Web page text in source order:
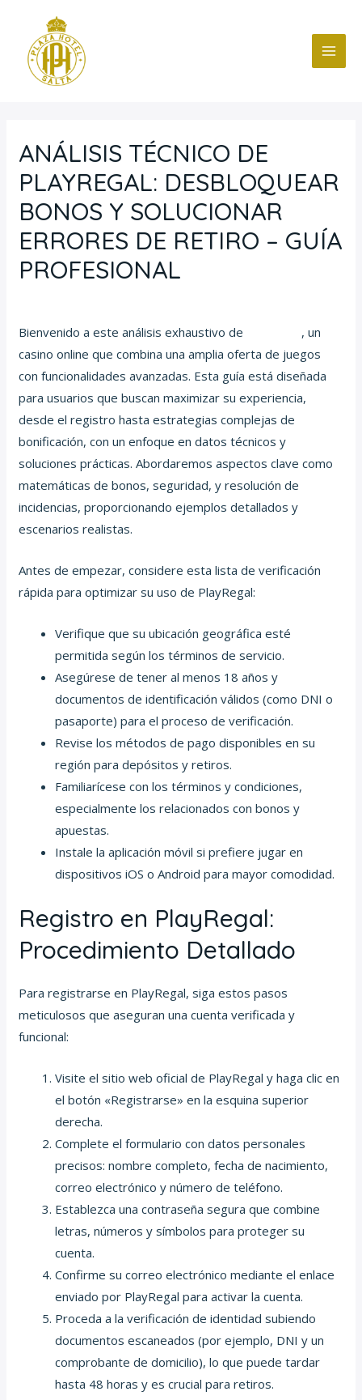
contenido
ANÁLISIS TÉCNICO DE
PLAYREGAL: DESBLOQUEAR
BONOS Y SOLUCIONAR
ERRORES DE RETIRO – GUÍA
PROFESIONAL
Bienvenido a este análisis exhaustivo de
, un
casino online que combina una amplia oferta de juegos
con funcionalidades avanzadas. Esta guía está diseñada
para usuarios que buscan maximizar su experiencia,
desde el registro hasta estrategias complejas de
bonificación, con un enfoque en datos técnicos y
soluciones prácticas. Abordaremos aspectos clave como
matemáticas de bonos, seguridad, y resolución de
incidencias, proporcionando ejemplos detallados y
escenarios realistas.
Antes de empezar, considere esta lista de verificación
rápida para optimizar su uso de PlayRegal:
Verifique que su ubicación geográfica esté
permitida según los términos de servicio.
Asegúrese de tener al menos 18 años y
documentos de identificación válidos (como DNI o
pasaporte) para el proceso de verificación.
Revise los métodos de pago disponibles en su
región para depósitos y retiros.
Familiarícese con los términos y condiciones,
especialmente los relacionados con bonos y
apuestas.
Instale la aplicación móvil si prefiere jugar en
dispositivos iOS o Android para mayor comodidad.
Registro en PlayRegal:
Procedimiento Detallado
Para registrarse en PlayRegal, siga estos pasos
meticulosos que aseguran una cuenta verificada y
funcional:
Visite el sitio web oficial de PlayRegal y haga clic en
el botón «Registrarse» en la esquina superior
derecha.
Complete el formulario con datos personales
precisos: nombre completo, fecha de nacimiento,
correo electrónico y número de teléfono.
Establezca una contraseña segura que combine
letras, números y símbolos para proteger su
cuenta.
Confirme su correo electrónico mediante el enlace
enviado por PlayRegal para activar la cuenta.
Proceda a la verificación de identidad subiendo
documentos escaneados (por ejemplo, DNI y un
comprobante de domicilio), lo que puede tardar
hasta 48 horas y es crucial para retiros.
entradas